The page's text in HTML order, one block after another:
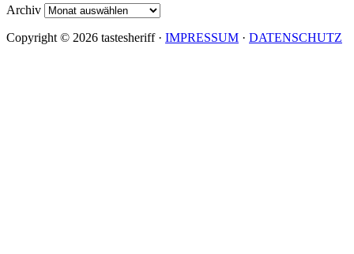
Archiv
Copyright © 2026 tastesheriff · IMPRESSUM · DATENSCHUTZ